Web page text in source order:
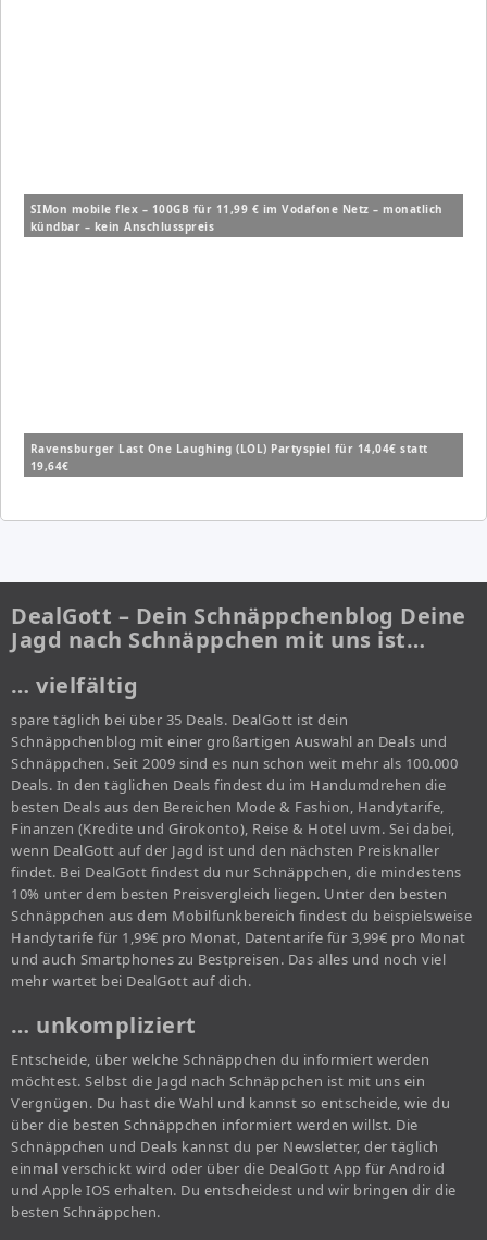
SIMon mobile flex – 100GB für 11,99 € im Vodafone Netz – monatlich
kündbar – kein Anschlusspreis
Ravensburger Last One Laughing (LOL) Partyspiel für 14,04€ statt
19,64€
DealGott – Dein Schnäppchenblog Deine
Jagd nach Schnäppchen mit uns ist…
… vielfältig
spare täglich bei über 35 Deals. DealGott ist dein
Schnäppchenblog mit einer großartigen Auswahl an Deals und
Schnäppchen. Seit 2009 sind es nun schon weit mehr als 100.000
Deals. In den täglichen Deals findest du im Handumdrehen die
besten Deals aus den Bereichen Mode & Fashion, Handytarife,
Finanzen (Kredite und Girokonto), Reise & Hotel uvm. Sei dabei,
wenn DealGott auf der Jagd ist und den nächsten Preisknaller
findet. Bei DealGott findest du nur Schnäppchen, die mindestens
10% unter dem besten Preisvergleich liegen. Unter den besten
Schnäppchen aus dem Mobilfunkbereich findest du beispielsweise
Handytarife für 1,99€ pro Monat, Datentarife für 3,99€ pro Monat
und auch Smartphones zu Bestpreisen. Das alles und noch viel
mehr wartet bei DealGott auf dich.
… unkompliziert
Entscheide, über welche Schnäppchen du informiert werden
möchtest. Selbst die Jagd nach Schnäppchen ist mit uns ein
Vergnügen. Du hast die Wahl und kannst so entscheide, wie du
über die besten Schnäppchen informiert werden willst. Die
Schnäppchen und Deals kannst du per Newsletter, der täglich
einmal verschickt wird oder über die DealGott App für Android
und Apple IOS erhalten. Du entscheidest und wir bringen dir die
besten Schnäppchen.